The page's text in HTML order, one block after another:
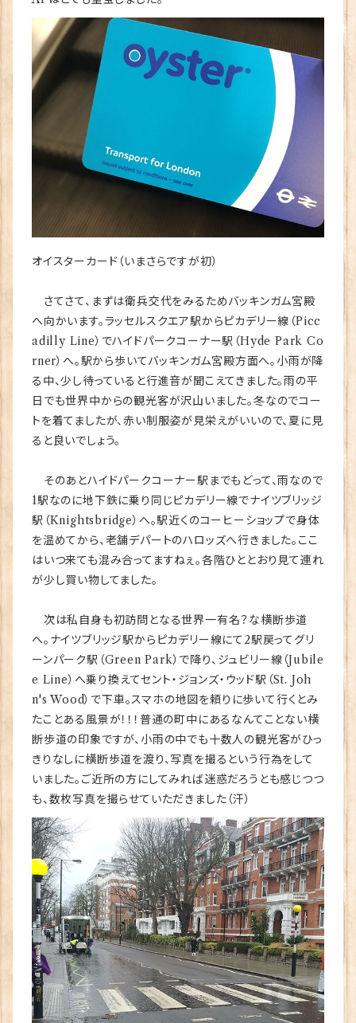
オイスターカード（いまさらですが初）
さてさて、まずは衛兵交代をみるためバッキンガム宮殿
へ向かいます。ラッセルスクエア駅からピカデリー線（Picc
adilly Line）でハイドパークコーナー駅（Hyde Park Co
rner）へ。駅から歩いてバッキンガム宮殿方面へ。小雨が降
る中、少し待っていると行進音が聞こえてきました。雨の平
日でも世界中からの観光客が沢山いました。冬なのでコー
トを着てましたが、赤い制服姿が見栄えがいいので、夏に見
ると良いでしょう。
そのあとハイドパークコーナー駅までもどって、雨なので
1駅なのに地下鉄に乗り同じピカデリー線でナイツブリッジ
駅（Knightsbridge）へ。駅近くのコーヒーショップで身体
を温めてから、老舗デパートのハロッズへ行きました。ここ
はいつ来ても混み合ってますねぇ。各階ひととおり見て連れ
が少し買い物してました。
次は私自身も初訪問となる世界一有名？な横断歩道
へ。ナイツブリッジ駅からピカデリー線にて2駅戻ってグリ
ーンパーク駅（Green Park）で降り、ジュビリー線（Jubile
e Line）へ乗り換えてセント・ジョンズ・ウッド駅（St. Joh
n's Wood）で下車。スマホの地図を頼りに歩いて行くとみ
たことある風景が！！！普通の町中にあるなんてことない横
断歩道の印象ですが、小雨の中でも十数人の観光客がひっ
きりなしに横断歩道を渡り、写真を撮るという行為をして
いました。ご近所の方にしてみれば迷惑だろうとも感じつつ
も、数枚写真を撮らせていただきました（汗）